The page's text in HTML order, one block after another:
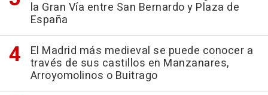
la Gran Vía entre San Bernardo y Plaza de
España
El Madrid más medieval se puede conocer a
través de sus castillos en Manzanares,
Arroyomolinos o Buitrago